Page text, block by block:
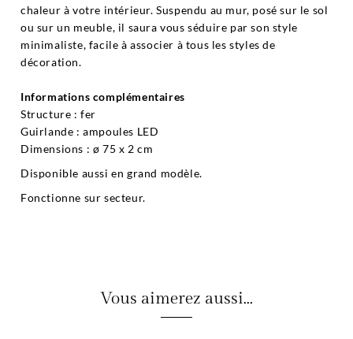
chaleur à votre intérieur. Suspendu au mur, posé sur le sol
ou sur un meuble, il saura vous séduire par son style
minimaliste, facile à associer à tous les styles de
décoration.
Informations complémentaires
Structure : fer
Guirlande : ampoules LED
Dimensions : ø 75 x 2 cm
Disponible aussi en grand modèle.
Fonctionne sur secteur.
Vous aimerez aussi...